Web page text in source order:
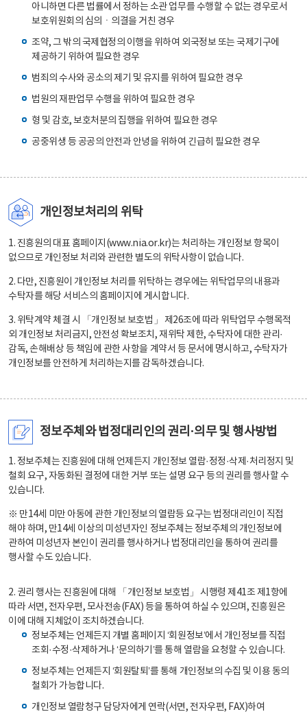
아니하면 다른 법률에서 정하는 소관 업무를 수행할 수 없는 경우로서
보호위원회의 심의ㆍ의결을 거친 경우
조약, 그 밖의 국제협정의 이행을 위하여 외국정보 또는 국제기구에
제공하기 위하여 필요한 경우
범죄의 수사와 공소의 제기 및 유지를 위하여 필요한 경우
법원의 재판업무 수행을 위하여 필요한 경우
형 및 감호, 보호처분의 집행을 위하여 필요한 경우
공중위생 등 공공의 안전과 안녕을 위하여 긴급히 필요한 경우
개인정보처리의 위탁
1. 진흥원의 대표 홈페이지(www.nia.or.kr)는 처리하는 개인정보 항목이
없으므로 개인정보 처리와 관련한 별도의 위탁사항이 없습니다.
2. 다만, 진흥원이 개인정보 처리를 위탁하는 경우에는 위탁업무의 내용과
수탁자를 해당 서비스의 홈페이지에 게시합니다.
3. 위탁계약 체결 시 「개인정보 보호법」 제26조에 따라 위탁업무 수행목적
외 개인정보 처리금지, 안전성 확보조치, 재위탁 제한, 수탁자에 대한 관리·
감독, 손해배상 등 책임에 관한 사항을 계약서 등 문서에 명시하고, 수탁자가
개인정보를 안전하게 처리하는지를 감독하겠습니다.
정보주체와 법정대리인의 권리·의무 및 행사방법
1. 정보주체는 진흥원에 대해 언제든지 개인정보 열람·정정·삭제·처리정지 및
철회 요구, 자동화된 결정에 대한 거부 또는 설명 요구 등의 권리를 행사할 수
있습니다.
※ 만14세 미만 아동에 관한 개인정보의 열람등 요구는 법정대리인이 직접
해야 하며, 만14세 이상의 미성년자인 정보주체는 정보주체의 개인정보에
관하여 미성년자 본인이 권리를 행사하거나 법정대리인을 통하여 권리를
행사할 수도 있습니다.
2. 권리 행사는 진흥원에 대해 「개인정보 보호법」 시행령 제41조 제1항에
따라 서면, 전자우편, 모사전송(FAX) 등을 통하여 하실 수 있으며, 진흥원은
이에 대해 지체없이 조치하겠습니다.
정보주체는 언제든지 개별 홈페이지 ‘회원정보’에서 개인정보를 직접
조회·수정·삭제하거나 ‘문의하기’를 통해 열람을 요청할 수 있습니다.
정보주체는 언제든지 ‘회원탈퇴’를 통해 개인정보의 수집 및 이용 동의
철회가 가능합니다.
개인정보 열람청구 담당자에게 연락(서면, 전자우편, FAX)하여